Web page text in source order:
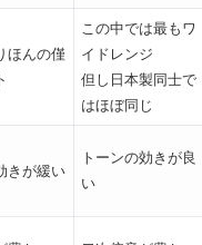
ほんの僅
この中では最もワ
イドレンジ
但し日本製同士で
はほぼ同じ
きが緩い
トーンの効きが良
い